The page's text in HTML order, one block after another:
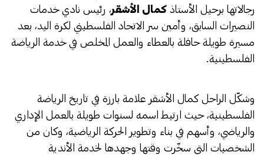
رجالاتها برحيل الأستاذ كمال الأشقر، رئيس نادي خدمات
النصيرات السابق، وأمين سر الاتحاد الفلسطيني لكرة اليد، بعد
مسيرة طويلة حافلة بالعطاء والعمل المخلص في خدمة الرياضة
الفلسطينية.
وشكّل الراحل كمال الأشقر علامة بارزة في تاريخ الرياضة
الفلسطينية، حيث ارتبط اسمه لسنوات طويلة بالعمل الإداري
والرياضي، وأسهم في بناء وتطوير الحركة الرياضية، وكان من
الشخصيات التي سخّرت وقتها وجهدها لخدمة الأندية